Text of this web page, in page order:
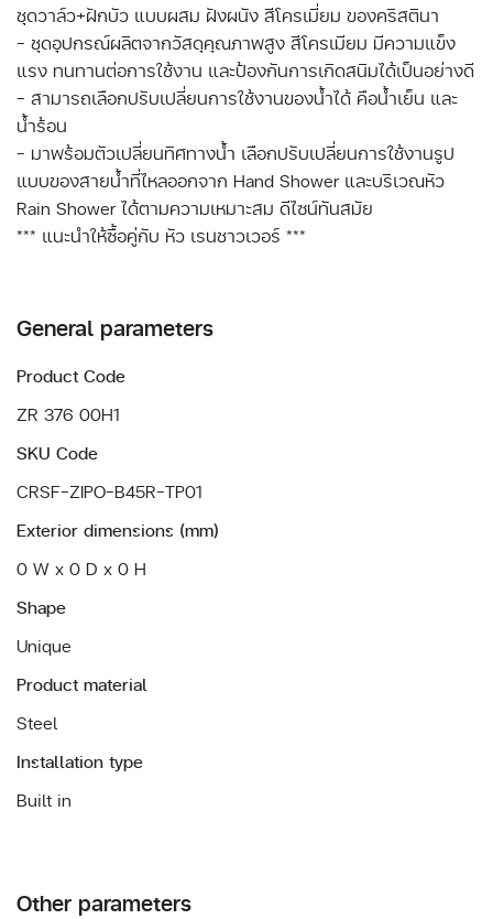
ชุดวาล์ว+ฝักบัว แบบผสม ฝังผนัง สีโครเมี่ยม ของคริสตินา
- ชุดอุปกรณ์ผลิตจากวัสดุคุณภาพสูง สีโครเมียม มีความแข็ง
แรง ทนทานต่อการใช้งาน และป้องกันการเกิดสนิมได้เป็นอย่างดี
- สามารถเลือกปรับเปลี่ยนการใช้งานของน้ำได้ คือน้ำเย็น และ
น้ำร้อน
- มาพร้อมตัวเปลี่ยนทิศทางน้ำ เลือกปรับเปลี่ยนการใช้งานรูป
แบบของสายน้ำที่ไหลออกจาก Hand Shower และบริเวณหัว
Rain Shower ได้ตามความเหมาะสม ดีไซน์ทันสมัย
*** แนะนำให้ซื้อคู่กับ หัว เรนชาวเวอร์ ***
General parameters
Product Code
ZR 376 00H1
SKU Code
CRSF-ZIPO-B45R-TP01
Exterior dimensions (mm)
0 W x 0 D x 0 H
Shape
Unique
Product material
Steel
Installation type
Built in
Other parameters